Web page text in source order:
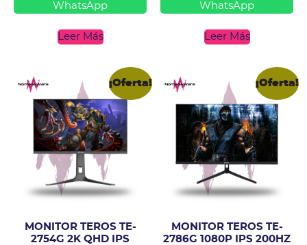
WhatsApp
Leer Más
WhatsApp
Leer Más
¡Oferta!
MONITOR TEROS TE-
2754G 2K QHD IPS
¡Oferta!
MONITOR TEROS TE-
2786G 1080P IPS 200HZ